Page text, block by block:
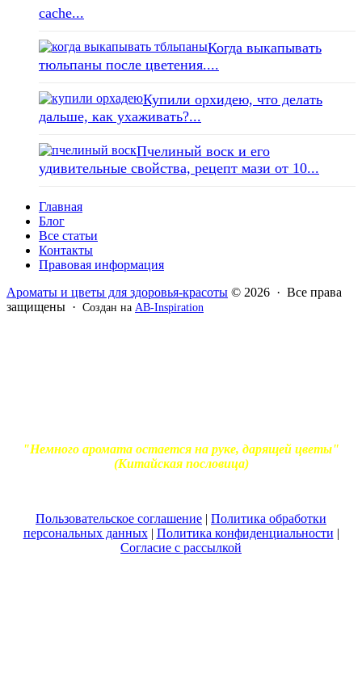
cache...
Когда выкапывать
тюльпаны после цветения....
Купили орхидею, что делать
дальше, как ухаживать?...
Пчелиный воск и его
удивительные свойства, рецепт мази от 10...
Главная
Блог
Все статьи
Контакты
Правовая информация
Ароматы и цветы для здоровья-красоты © 2026 · Все права
защищены · Создан на AB-Inspiration
"Немного аромата остается на руке, дарящей цветы"
(Китайская пословица)
Пользовательское соглашение | Политика обработки
персональных данных| Политика конфиденциальности |
Согласие с рассылкой